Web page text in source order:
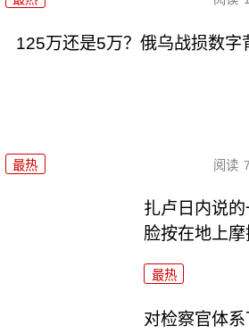
125万还是5万？俄乌战损数字
最热 阅读
扎卢日内说
脸按在地上摩
最热
对检察官体